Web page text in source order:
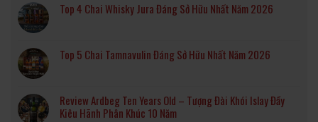
Top 4 Chai Whisky Jura Đáng Sở Hữu Nhất Năm 2026
Top 5 Chai Tamnavulin Đáng Sở Hữu Nhất Năm 2026
Review Ardbeg Ten Years Old – Tượng Đài Khói Islay Đầy
Kiêu Hãnh Phân Khúc 10 Năm